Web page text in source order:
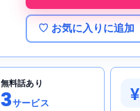
♡ お気に入りに追加
無料話あり
3サービス ¥